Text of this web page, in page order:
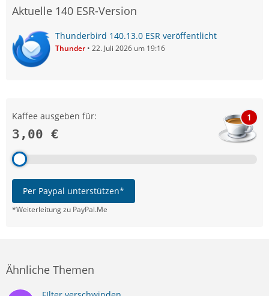
Aktuelle 140 ESR-Version
Thunderbird 140.13.0 ESR veröffentlicht
Thunder 22. Juli 2026 um 19:16
Kaffee ausgeben für:
3,00 €
1
Per Paypal unterstützen*
*Weiterleitung zu PayPal.Me
Ähnliche Themen